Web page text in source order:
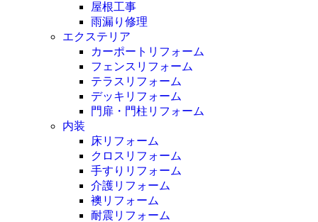
屋根工事
雨漏り修理
エクステリア
カーポートリフォーム
フェンスリフォーム
テラスリフォーム
デッキリフォーム
門扉・門柱リフォーム
内装
床リフォーム
クロスリフォーム
手すりリフォーム
介護リフォーム
襖リフォーム
耐震リフォーム